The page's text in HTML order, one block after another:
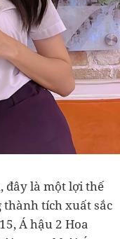
đây là một lợi thế
thành tích xuất sắc
Á hậu 2 Hoa